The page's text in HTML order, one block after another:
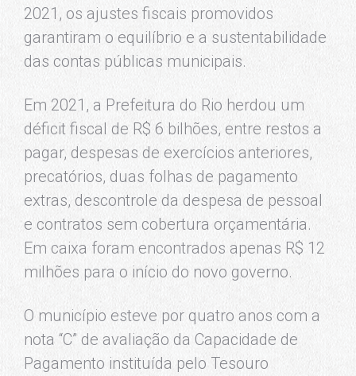
2021, os ajustes fiscais promovidos
garantiram o equilíbrio e a sustentabilidade
das contas públicas municipais.
Em 2021, a Prefeitura do Rio herdou um
déficit fiscal de R$ 6 bilhões, entre restos a
pagar, despesas de exercícios anteriores,
precatórios, duas folhas de pagamento
extras, descontrole da despesa de pessoal
e contratos sem cobertura orçamentária.
Em caixa foram encontrados apenas R$ 12
milhões para o início do novo governo.
O município esteve por quatro anos com a
nota “C” de avaliação da Capacidade de
Pagamento instituída pelo Tesouro